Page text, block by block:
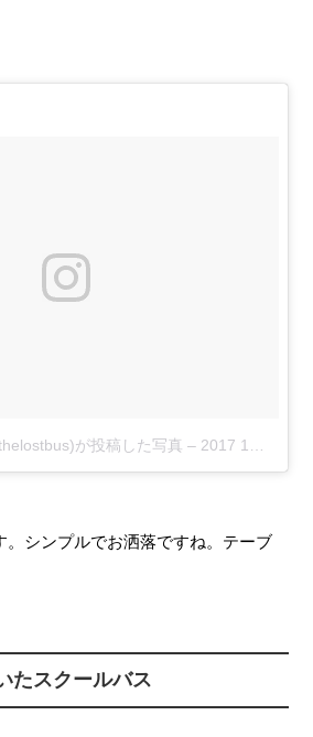
が投稿した写真 – 2017 1月 27 5:37午後 PST
。シンプルでお洒落ですね。テーブ
たスクールバス